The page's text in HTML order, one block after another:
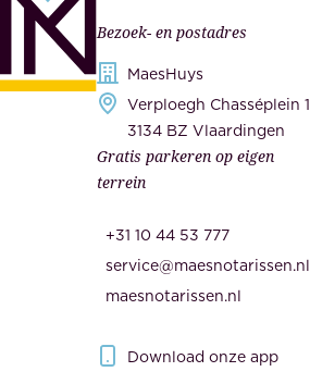
e
h
e
n
Bezoek- en postadres
MaesHuys
Verploegh Chasséplein 1
3134 BZ Vlaardingen
Gratis parkeren op eigen
terrein
+31 10 44 53 777
service@maesnotarissen.nl
maesnotarissen.nl
Download onze app